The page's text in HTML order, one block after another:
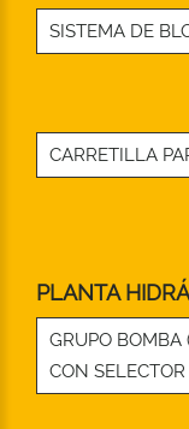
SISTEMA DE
CARRETILLA
PLANTA
GRUPO BOMBA
CON